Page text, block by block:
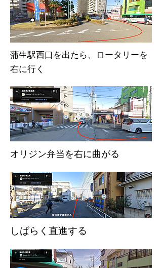
​蒲生駅西口を出たら、ロータリーを
右に行く
​オリジン弁当を右に曲がる
しばらく直進する